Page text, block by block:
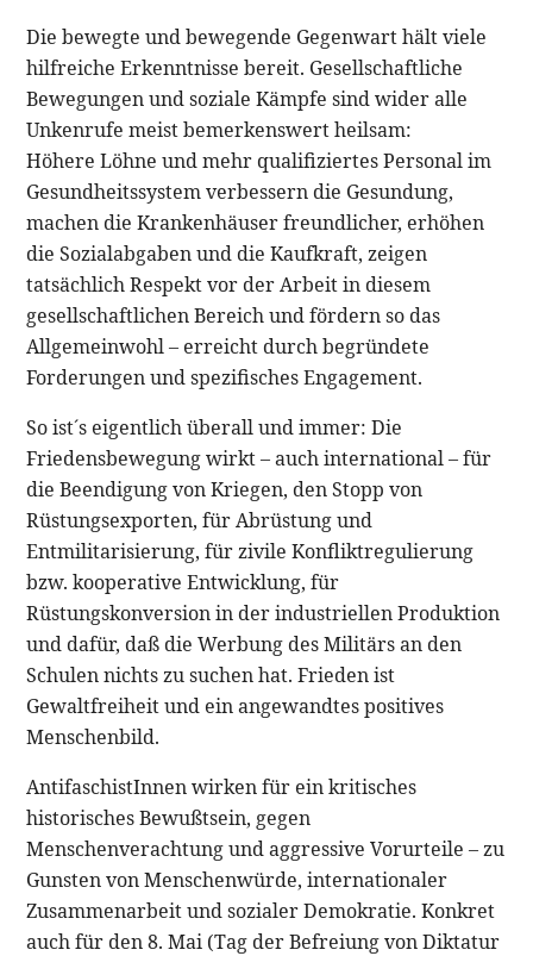
Die bewegte und bewegende Gegenwart hält viele
hilfreiche Erkenntnisse bereit. Gesellschaftliche
Bewegungen und soziale Kämpfe sind wider alle
Unkenrufe meist bemerkenswert heilsam:
Höhere Löhne und mehr qualifiziertes Personal im
Gesundheitssystem verbessern die Gesundung,
machen die Krankenhäuser freundlicher, erhöhen
die Sozialabgaben und die Kaufkraft, zeigen
tatsächlich Respekt vor der Arbeit in diesem
gesellschaftlichen Bereich und fördern so das
Allgemeinwohl – erreicht durch begründete
Forderungen und spezifisches Engagement.
So ist´s eigentlich überall und immer: Die
Friedensbewegung wirkt – auch international – für
die Beendigung von Kriegen, den Stopp von
Rüstungsexporten, für Abrüstung und
Entmilitarisierung, für zivile Konfliktregulierung
bzw. kooperative Entwicklung, für
Rüstungskonversion in der industriellen Produktion
und dafür, daß die Werbung des Militärs an den
Schulen nichts zu suchen hat. Frieden ist
Gewaltfreiheit und ein angewandtes positives
Menschenbild.
AntifaschistInnen wirken für ein kritisches
historisches Bewußtsein, gegen
Menschenverachtung und aggressive Vorurteile – zu
Gunsten von Menschenwürde, internationaler
Zusammenarbeit und sozialer Demokratie. Konkret
auch für den 8. Mai (Tag der Befreiung von Diktatur